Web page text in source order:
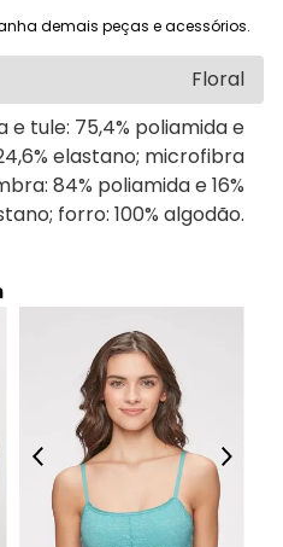
demais peças e acessórios.
Floral
e tule: 75,4% poliamida e
elastano; microfibra
84% poliamida e 16%
forro: 100% algodão.